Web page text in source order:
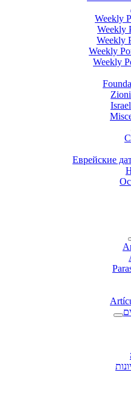
Weekly
Weekly
Weekly
Weekly
Weekly
Еврейские